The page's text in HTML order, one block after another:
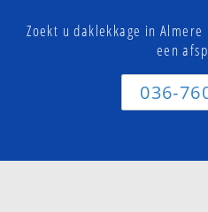
Zoekt u daklekkage in Almere
een
036-